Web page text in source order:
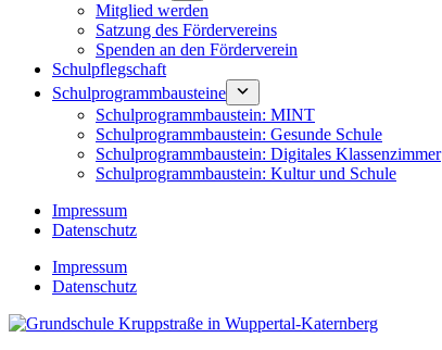
Mitglied werden
Satzung des Fördervereins
Spenden an den Förderverein
Schulpflegschaft
Schulprogrammbausteine
Schulprogrammbaustein: MINT
Schulprogrammbaustein: Gesunde Schule
Schulprogrammbaustein: Digitales Klassenzimmer
Schulprogrammbaustein: Kultur und Schule
Impressum
Datenschutz
Impressum
Datenschutz